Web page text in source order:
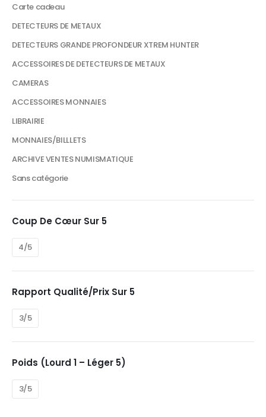
Carte cadeau
DETECTEURS DE METAUX
DETECTEURS GRANDE PROFONDEUR XTREM HUNTER
ACCESSOIRES DE DETECTEURS DE METAUX
CAMERAS
ACCESSOIRES MONNAIES
LIBRAIRIE
MONNAIES/BILLLETS
ARCHIVE VENTES NUMISMATIQUE
Sans catégorie
Coup De Cœur Sur 5
4/5
Rapport Qualité/prix Sur 5
3/5
Poids (Lourd 1 – Léger 5)
3/5